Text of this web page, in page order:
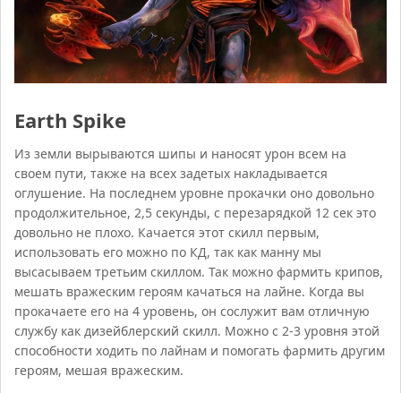
Earth Spike
Из земли вырываются шипы и наносят урон всем на
своем пути, также на всех задетых накладывается
оглушение. На последнем уровне прокачки оно довольно
продолжительное, 2,5 секунды, с перезарядкой 12 сек это
довольно не плохо. Качается этот скилл первым,
использовать его можно по КД, так как манну мы
высасываем третьим скиллом. Так можно фармить крипов,
мешать вражеским героям качаться на лайне. Когда вы
прокачаете его на 4 уровень, он сослужит вам отличную
службу как дизейблерский скилл. Можно с 2-3 уровня этой
способности ходить по лайнам и помогать фармить другим
героям, мешая вражеским.